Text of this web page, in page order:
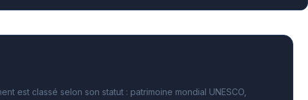
est classé selon son statut : patrimoine mondial UNESCO,